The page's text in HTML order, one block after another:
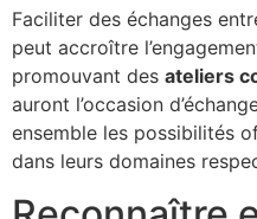
Faciliter des échanges
peut accroître
promouvant des ateliers
auront l’occasion
ensemble les possibilités
dans leurs domaines